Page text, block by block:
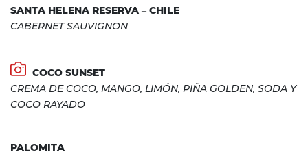
SANTA HELENA RESERVA – CHILE
CABERNET SAUVIGNON
COCO SUNSET
CREMA DE COCO, MANGO, LIMÓN, PIÑA GOLDEN, SODA Y
COCO RAYADO
PALOMITA